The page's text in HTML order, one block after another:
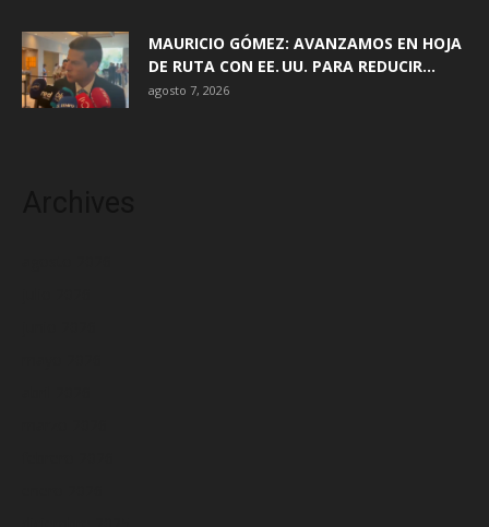
MAURICIO GÓMEZ: AVANZAMOS EN HOJA
DE RUTA CON EE. UU. PARA REDUCIR...
agosto 7, 2026